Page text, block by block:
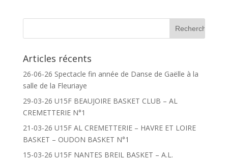
Articles récents
26-06-26 Spectacle fin année de Danse de Gaëlle à la
salle de la Fleuriaye
29-03-26 U15F BEAUJOIRE BASKET CLUB – AL
CREMETTERIE N°1
21-03-26 U15F AL CREMETTERIE – HAVRE ET LOIRE
BASKET – OUDON BASKET N°1
15-03-26 U15F NANTES BREIL BASKET – A.L.